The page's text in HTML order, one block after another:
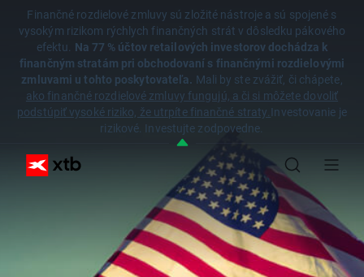
Finančné rozdielové zmluvy sú zložité nástroje a sú spojené s
vysokým rizikom rýchlych finančných strát v dôsledku pákového
efektu. Na 77 % účtov retailových investorov dochádza k
finančným stratám pri obchodovaní s finančnými rozdielovými
zmluvami u tohto poskytovateľa. Mali by ste zvážiť, či chápete,
ako finančné rozdielové zmluvy fungujú, a či si môžete dovoliť
podstúpiť vysoké riziko, že utrpíte finančné straty.Investovanie je
rizikové. Investujte zodpovedne.